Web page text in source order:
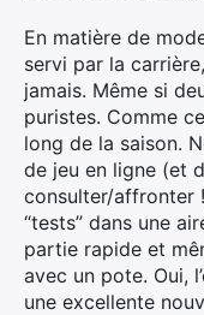
En matière de
servi par la
jamais. Même si
puristes. Comme
long de la saison.
de jeu en ligne (et
consulter/affronter
“tests” dans une
partie rapide et
avec un pote. Oui,
une excellente
: